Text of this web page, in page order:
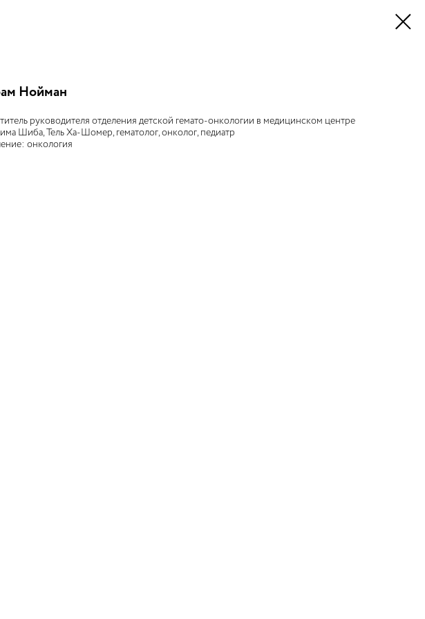
Нойман
руководителя отделения детской гемато-онкологии в медицинском центре
Шиба, Тель Ха-Шомер, гематолог, онколог, педиатр
онкология